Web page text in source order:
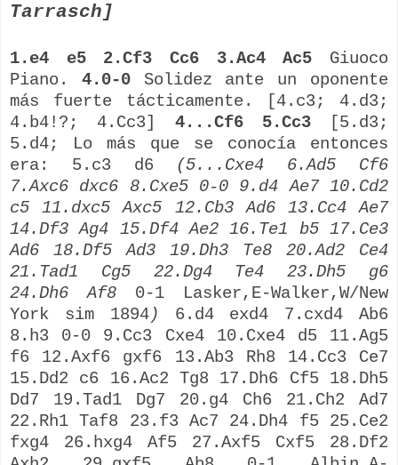
Tarrasch]
1.e4 e5 2.Cf3 Cc6 3.Ac4 Ac5 Giuoco
Piano. 4.0-0 Solidez ante un oponente
más fuerte tácticamente. [4.c3; 4.d3;
4.b4!?; 4.Cc3] 4...Cf6 5.Cc3
[5.d3;
5.d4; Lo más que se conocía entonces
era: 5.c3 d6
(5...Cxe4 6.Ad5 Cf6
7.Axc6 dxc6 8.Cxe5 0-0 9.d4 Ae7 10.Cd2
c5 11.dxc5 Axc5 12.Cb3 Ad6 13.Cc4 Ae7
14.Df3 Ag4 15.Df4 Ae2 16.Te1 b5 17.Ce3
Ad6 18.Df5 Ad3 19.Dh3 Te8 20.Ad2 Ce4
21.Tad1 Cg5 22.Dg4 Te4 23.Dh5 g6
24.Dh6 Af8 0-1 Lasker,E-Walker,W/New
York sim 1894) 6.d4 exd4 7.cxd4 Ab6
8.h3 0-0 9.Cc3 Cxe4 10.Cxe4 d5 11.Ag5
f6 12.Axf6 gxf6 13.Ab3 Rh8 14.Cc3 Ce7
15.Dd2 c6 16.Ac2 Tg8 17.Dh6 Cf5 18.Dh5
Dd7 19.Tad1 Dg7 20.g4 Ch6 21.Ch2 Ad7
22.Rh1 Taf8 23.f3 Ac7 24.Dh4 f5 25.Ce2
fxg4 26.hxg4 Af5 27.Axf5 Cxf5 28.Df2